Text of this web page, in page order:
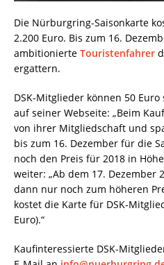
Die Nürburgring-Saisonkarte
2.200 Euro. Bis zum 16.
ambitionierte Touristenfahrer
ergattern.
DSK-Mitglieder können 50
auf seiner Webseite: „Beim
von ihrer Mitgliedschaft und
bis zum 16. Dezember für die
noch den Preis für 2018 in
weiter: „Ab dem 17. Dezember
dann nur noch zum höheren
kostet die Karte für DSK-
Euro).“
Kaufinteressierte DSK-